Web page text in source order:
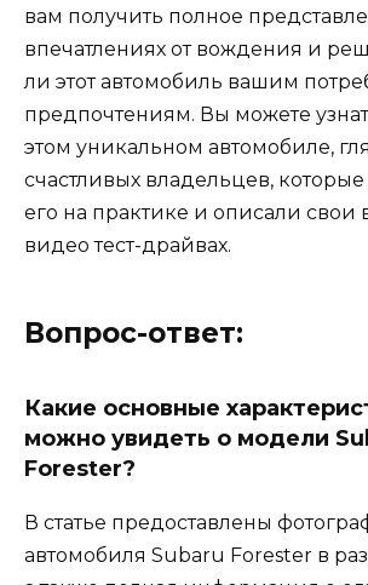
вам получить полное
впечатлениях от вождения и
ли этот автомобиль вашим
предпочтениям. Вы можете
этом уникальном автомобиле,
счастливых владельцев,
его на практике и описали свои
видео тест-драйвах.
Вопрос-ответ:
Какие основные
можно увидеть о модели
Forester?
В статье предоставлены
автомобиля Subaru Forester в